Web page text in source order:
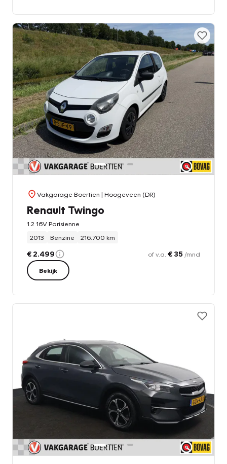
Vakgarage Boertien | Hoogeveen (DR)
Renault Twingo
1.2 16V Parisienne
2013
Benzine 216.700 km
€ 2.499 of v.a. € 35 /mnd
Bekijk